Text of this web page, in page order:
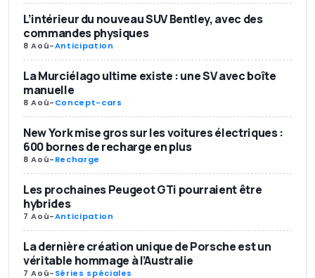
L’intérieur du nouveau SUV Bentley, avec des
commandes physiques
8 Aoû-Anticipation
La Murciélago ultime existe : une SV avec boîte
manuelle
8 Aoû-Concept-cars
New York mise gros sur les voitures électriques :
600 bornes de recharge en plus
8 Aoû-Recharge
Les prochaines Peugeot GTi pourraient être
hybrides
7 Aoû-Anticipation
La dernière création unique de Porsche est un
véritable hommage à l’Australie
7 Aoû-Séries spéciales